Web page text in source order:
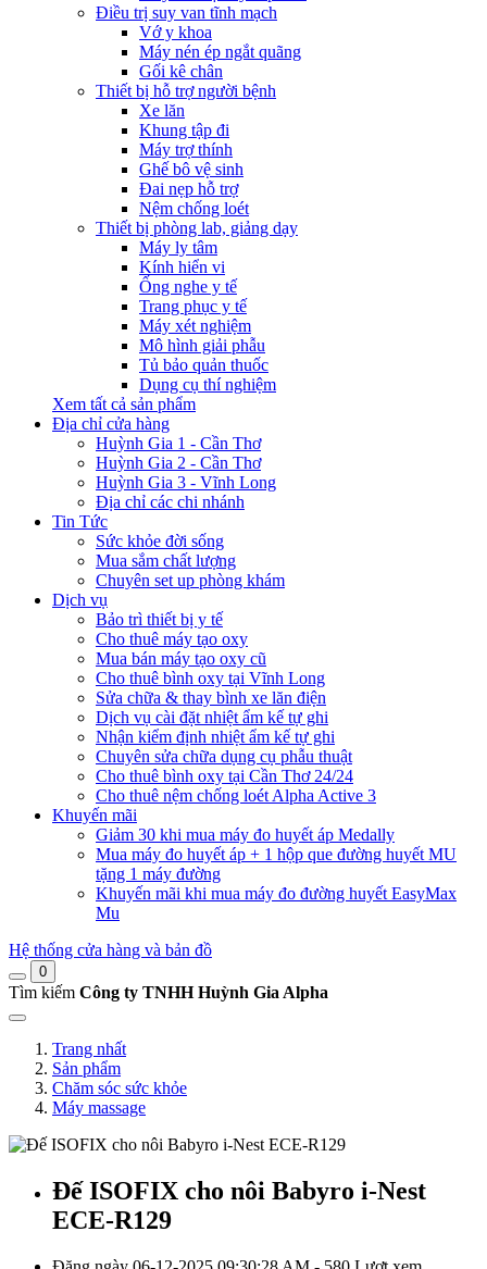
Điều trị suy van tĩnh mạch
Vớ y khoa
Máy nén ép ngắt quãng
Gối kê chân
Thiết bị hỗ trợ người bệnh
Xe lăn
Khung tập đi
Máy trợ thính
Ghế bô vệ sinh
Đai nẹp hỗ trợ
Nệm chống loét
Thiết bị phòng lab, giảng dạy
Máy ly tâm
Kính hiển vi
Ống nghe y tế
Trang phục y tế
Máy xét nghiệm
Mô hình giải phẫu
Tủ bảo quản thuốc
Dụng cụ thí nghiệm
Xem tất cả sản phẩm
Địa chỉ cửa hàng
Huỳnh Gia 1 - Cần Thơ
Huỳnh Gia 2 - Cần Thơ
Huỳnh Gia 3 - Vĩnh Long
Địa chỉ các chi nhánh
Tin Tức
Sức khỏe đời sống
Mua sắm chất lượng
Chuyên set up phòng khám
Dịch vụ
Bảo trì thiết bị y tế
Cho thuê máy tạo oxy
Mua bán máy tạo oxy cũ
Cho thuê bình oxy tại Vĩnh Long
Sửa chữa & thay bình xe lăn điện
Dịch vụ cài đặt nhiệt ẩm kế tự ghi
Nhận kiểm định nhiệt ẩm kế tự ghi
Chuyên sửa chữa dụng cụ phẫu thuật
Cho thuê bình oxy tại Cần Thơ 24/24
Cho thuê nệm chống loét Alpha Active 3
Khuyến mãi
Giảm 30 khi mua máy đo huyết áp Medally
Mua máy đo huyết áp + 1 hộp que đường huyết MU
tặng 1 máy đường
Khuyến mãi khi mua máy đo đường huyết EasyMax
Mu
Hệ thống cửa hàng và bản đồ
0
Tìm kiếm Công ty TNHH Huỳnh Gia Alpha
Trang nhất
Sản phẩm
Chăm sóc sức khỏe
Máy massage
Đế ISOFIX cho nôi Babyro i-Nest
ECE-R129